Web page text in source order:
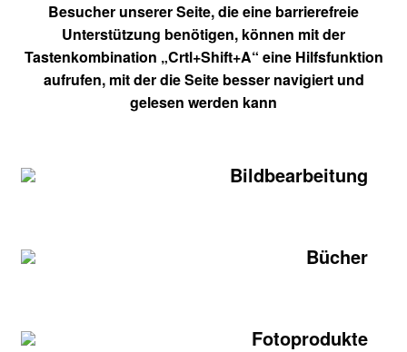
Besucher unserer Seite, die eine barrierefreie
Unterstützung benötigen, können mit der
Tastenkombination „Crtl+Shift+A“ eine Hilfsfunktion
aufrufen, mit der die Seite besser navigiert und
gelesen werden kann
Bildbearbeitung
Bücher
Fotoprodukte